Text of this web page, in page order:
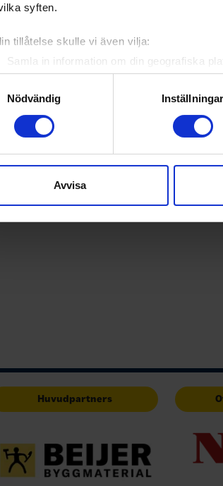
syften.
tillåtelse skulle vi även vilja:
Samla in information om din geografiska
Identifiera din enhet genom att aktivt
på mer om hur dina personliga uppgifter
tillbaka ditt samtycke när som helst från
medier och analysera vår trafik. Vi
sociala medier och annons- och
Nödvändig
Inställningar
Avvisa
Huvudpartners